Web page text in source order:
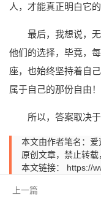
人，才能真正明白它的
最后，我想说，
他们的选择，毕竟，
座，也始终坚持着自
属于自己的那份自由！
所以，答案取决
本文由作者笔名：
原创文章，禁止转载
本文链接： https://
上一篇